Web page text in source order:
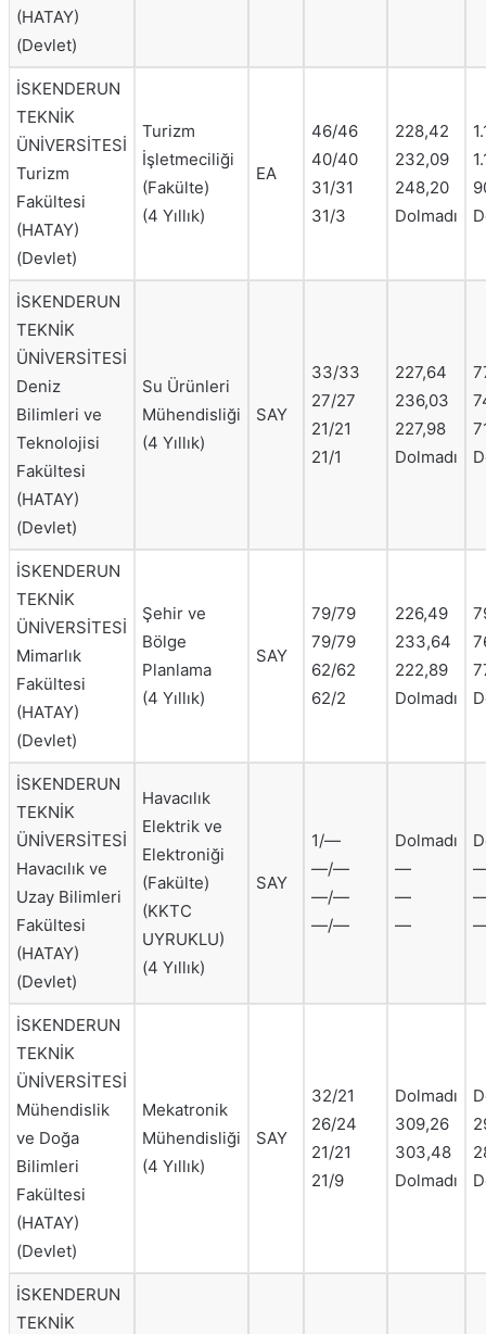
(HATAY)
(Devlet)
İSKENDERUN
TEKNİK
ÜNİVERSİTESİ
Turizm
Fakültesi
(HATAY)
(Devlet)
Turizm
İşletmeciliği
(Fakülte)
(4 Yıllık)
EA
46/46
40/40
31/31
31/3
228,42
232,09
248,20
Dolmadı
İSKENDERUN
TEKNİK
ÜNİVERSİTESİ
Deniz
Bilimleri ve
Teknolojisi
Fakültesi
(HATAY)
(Devlet)
Su Ürünleri
Mühendisliği
(4 Yıllık)
SAY
33/33
27/27
21/21
21/1
227,64
236,03
227,98
Dolmadı
İSKENDERUN
TEKNİK
ÜNİVERSİTESİ
Mimarlık
Fakültesi
(HATAY)
(Devlet)
Şehir ve
Bölge
Planlama
(4 Yıllık)
SAY
79/79
79/79
62/62
62/2
226,49
233,64
222,89
Dolmadı
İSKENDERUN
TEKNİK
ÜNİVERSİTESİ
Havacılık ve
Uzay Bilimleri
Fakültesi
(HATAY)
(Devlet)
Havacılık
Elektrik ve
Elektroniği
(Fakülte)
(KKTC
UYRUKLU)
(4 Yıllık)
SAY
1/—
—/—
—/—
—/—
Dolmadı
—
—
—
İSKENDERUN
TEKNİK
ÜNİVERSİTESİ
Mühendislik
ve Doğa
Bilimleri
Fakültesi
(HATAY)
(Devlet)
Mekatronik
Mühendisliği
(4 Yıllık)
SAY
32/21
26/24
21/21
21/9
Dolmadı
309,26
303,48
Dolmadı
İSKENDERUN
TEKNİK